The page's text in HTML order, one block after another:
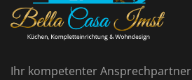
Ihr kompetenter Ansprechpartner